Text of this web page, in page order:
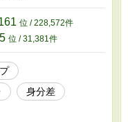
ラです。キモいです。
供同士の激しい強姦シ
6時と18時、一日2回数
申し訳ありませんが閲
します。 初めてまとも
BLに挑戦してみまし
んで下さる方はどうぞ
捨てられた。 虫の息だ
のは優しいシスター。
どもたちの面倒を見な
ある日、かつてトイを
辱し続け挙句の果てに
ちの一人であるソンリ
トイの優しい日常は再
を「生きてたとはな」
位 / 228,572件
位 / 31,381件
身分差